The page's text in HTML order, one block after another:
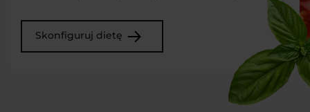
Skonfiguruj dietę